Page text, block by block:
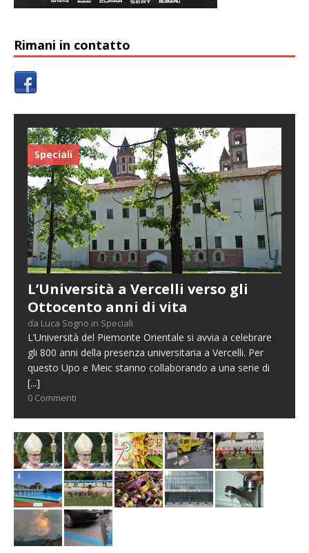
Rimani in contatto
Speciali
L’Università a Vercelli verso gli
Ottocento anni di vita
da Luca Sogno in Speciali
L’Università del Piemonte Orientale si avvia a celebrare
gli 800 anni della presenza universitaria a Vercelli. Per
questo Upo e Meic stanno collaborando a una serie di
[...]
0 Commenti